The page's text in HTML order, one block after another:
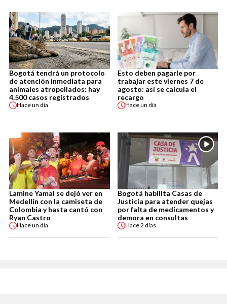
Bogotá tendrá un protocolo
de atención inmediata para
animales atropellados: hay
4.500 casos registrados
Haceun día
Esto deben pagarle por
trabajar este viernes 7 de
agosto: así se calcula el
recargo
Haceun día
Lamine Yamal se dejó ver en
Medellín con la camiseta de
Colombia y hasta cantó con
Ryan Castro
Haceun día
Bogotá habilita Casas de
Justicia para atender quejas
por falta de medicamentos y
demora en consultas
Hace2 días